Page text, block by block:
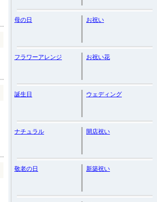
母の日 お祝い
フラワーアレンジ お祝い花
誕生日 ウェディング
ナチュラル 開店祝い
敬老の日 新築祝い